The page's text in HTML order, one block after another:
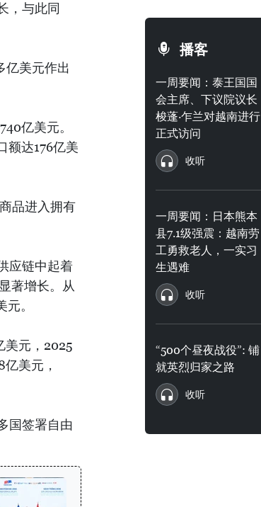
，与此同
亿美元作出
亿美元。
额达176亿美
品进入拥有
应链中起着
著增长。从
。
美元，2025
美元，
国签署自由
播客
一周要闻：泰王国国
会主席、下议院议长
梭蓬·乍兰对越南进行
正式访问
收听
一周要闻：日本熊本
县7.1级强震：越南劳
工勇救老人，一实习
生遇难
收听
“500个昼夜战役”: 铺
就英烈归家之路
收听